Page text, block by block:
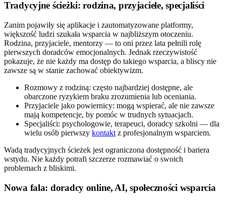
Tradycyjne ścieżki: rodzina, przyjaciele, specjaliści
Zanim pojawiły się aplikacje i zautomatyzowane platformy,
większość ludzi szukała wsparcia w najbliższym otoczeniu.
Rodzina, przyjaciele, mentorzy — to oni przez lata pełnili rolę
pierwszych doradców emocjonalnych. Jednak rzeczywistość
pokazuje, że nie każdy ma dostęp do takiego wsparcia, a bliscy nie
zawsze są w stanie zachować obiektywizm.
Rozmowy z rodziną: często najbardziej dostępne, ale
obarczone ryzykiem braku zrozumienia lub oceniania.
Przyjaciele jako powiernicy: mogą wspierać, ale nie zawsze
mają kompetencje, by pomóc w trudnych sytuacjach.
Specjaliści: psychologowie, terapeuci, doradcy szkolni — dla
wielu osób pierwszy kontakt z profesjonalnym wsparciem.
Wadą tradycyjnych ścieżek jest ograniczona dostępność i bariera
wstydu. Nie każdy potrafi szczerze rozmawiać o swoich
problemach z bliskimi.
Nowa fala: doradcy online, AI, społeczności wsparcia